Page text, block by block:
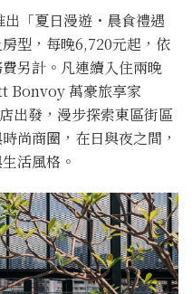
「夏日漫遊・晨食禮遇
型，每晚6,720元起，依
另計。凡連續入住兩晚
Bonvoy 萬豪旅享家
出發，漫步探索東區街區
尚商圈，在日與夜之間，
活風格。